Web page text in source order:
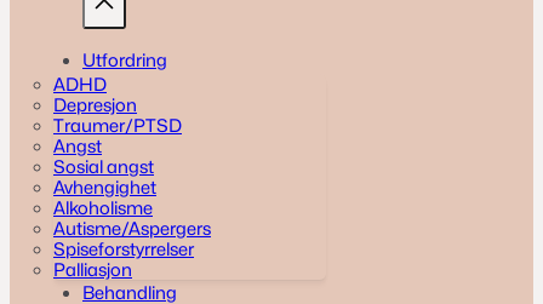
Utfordring
ADHD
Depresjon
Traumer/PTSD
Angst
Sosial angst
Avhengighet
Alkoholisme
Autisme/Aspergers
Spiseforstyrrelser
Palliasjon
Behandling